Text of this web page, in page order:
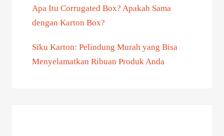
Apa Itu Corrugated Box? Apakah Sama
dengan Karton Box?
Siku Karton: Pelindung Murah yang Bisa
Menyelamatkan Ribuan Produk Anda